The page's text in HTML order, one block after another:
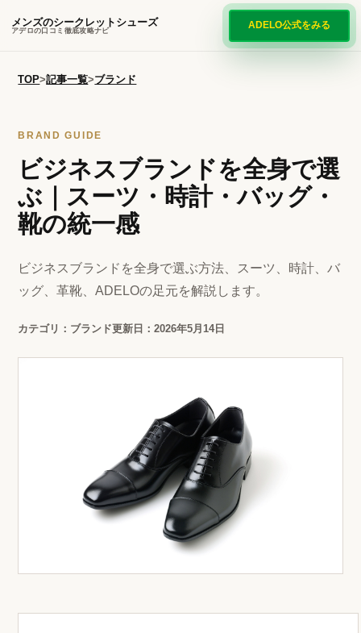
メンズのシークレットシューズ
アデロの口コミ徹底攻略ナビ ADELO公式をみる
TOP>記事一覧>ブランド
BRAND GUIDE
ビジネスブランドを全身で選
ぶ｜スーツ・時計・バッグ・
靴の統一感
ビジネスブランドを全身で選ぶ方法、スーツ、時計、バ
ッグ、革靴、ADELOの足元を解説します。
カテゴリ：ブランド更新日：2026年5月14日